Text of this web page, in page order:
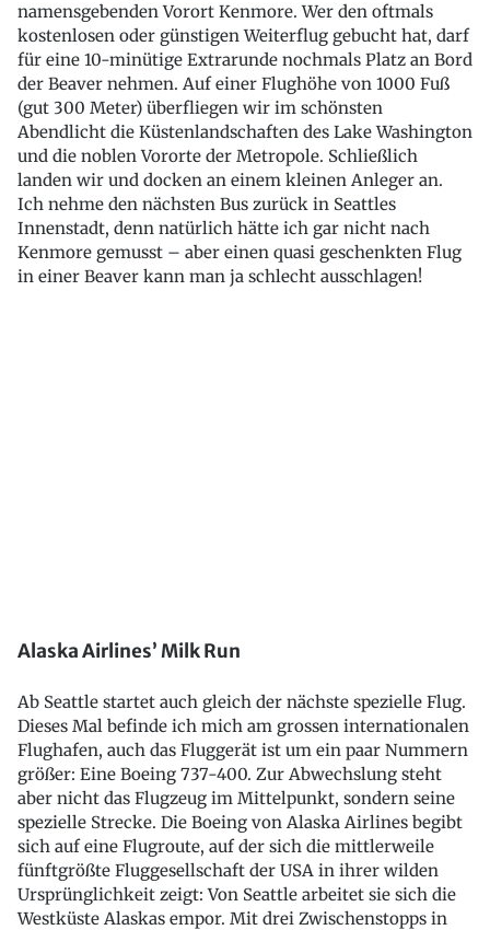
namensgebenden Vorort Kenmore. Wer den oftmals
kostenlosen oder günstigen Weiterflug gebucht hat, darf
für eine 10-minütige Extrarunde nochmals Platz an Bord
der Beaver nehmen. Auf einer Flughöhe von 1000 Fuß
(gut 300 Meter) überfliegen wir im schönsten
Abendlicht die Küstenlandschaften des Lake Washington
und die noblen Vororte der Metropole. Schließlich
landen wir und docken an einem kleinen Anleger an.
Ich nehme den nächsten Bus zurück in Seattles
Innenstadt, denn natürlich hätte ich gar nicht nach
Kenmore gemusst – aber einen quasi geschenkten Flug
in einer Beaver kann man ja schlecht ausschlagen!
Alaska Airlines’ Milk Run
Ab Seattle startet auch gleich der nächste spezielle Flug.
Dieses Mal befinde ich mich am grossen internationalen
Flughafen, auch das Fluggerät ist um ein paar Nummern
größer: Eine Boeing 737-400. Zur Abwechslung steht
aber nicht das Flugzeug im Mittelpunkt, sondern seine
spezielle Strecke. Die Boeing von Alaska Airlines begibt
sich auf eine Flugroute, auf der sich die mittlerweile
fünftgrößte Fluggesellschaft der USA in ihrer wilden
Ursprünglichkeit zeigt: Von Seattle arbeitet sie sich die
Westküste Alaskas empor. Mit drei Zwischenstopps in